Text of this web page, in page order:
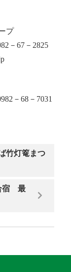
プ
－67－2825
－68－7031
竹灯篭まつ
宿 最